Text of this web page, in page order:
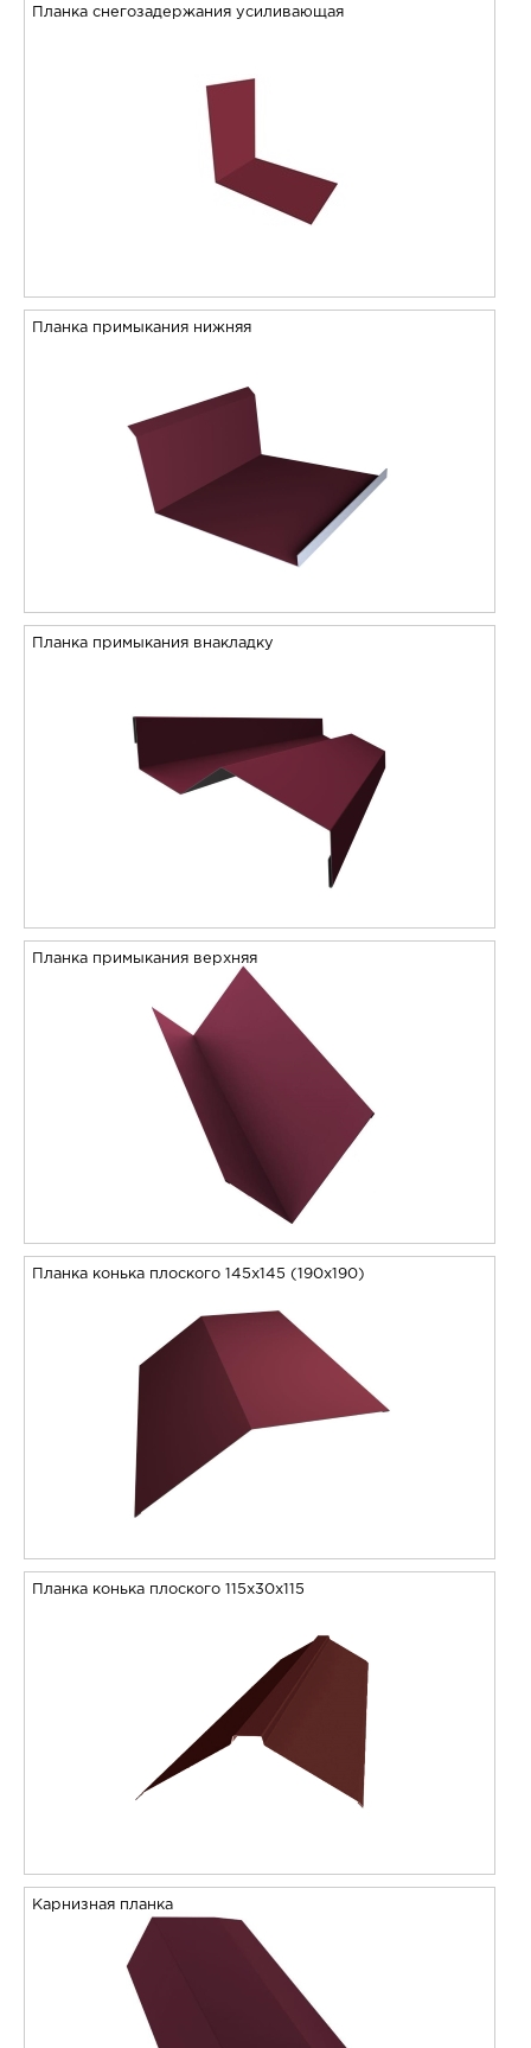
Планка снегозадержания усиливающая
Планка примыкания нижняя
Планка примыкания внакладку
Планка примыкания верхняя
Планка конька плоского 145х145 (190х190)
Планка конька плоского 115х30х115
Карнизная планка